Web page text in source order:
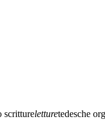
scrittureletturetedesche